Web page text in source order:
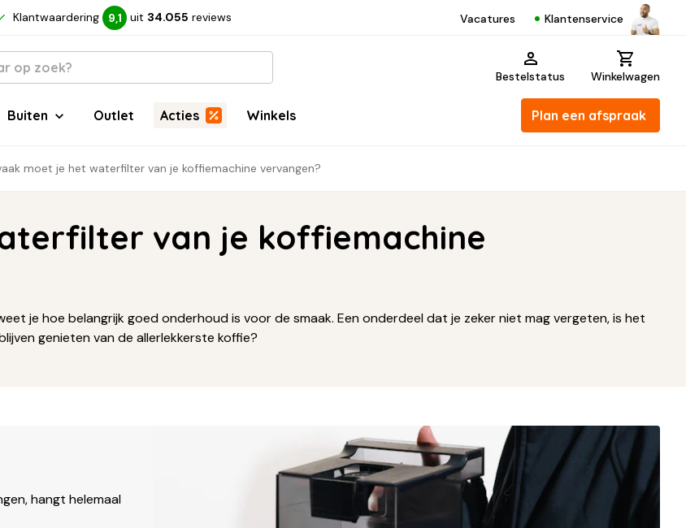
Klantwaardering 9,1 uit 34.055 reviews Vacatures Klantenservice
Bestelstatus Winkelwagen
Buiten Outlet Acties Winkels Plan een afspraak
moet je het waterfilter van je koffiemachine vervangen?
van je koffiemachine
je hoe belangrijk goed onderhoud is voor de smaak. Een onderdeel dat je zeker niet mag vergeten, is het
genieten van de allerlekkerste koffie?
hangt helemaal